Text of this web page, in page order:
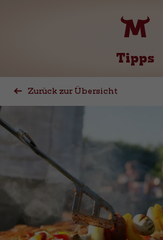
Tipps
Zurück zur Übersicht